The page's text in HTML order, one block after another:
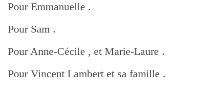
Pour Emmanuelle .
Pour Sam .
Pour Anne-Cécile , et Marie-Laure .
Pour Vincent Lambert et sa famille .